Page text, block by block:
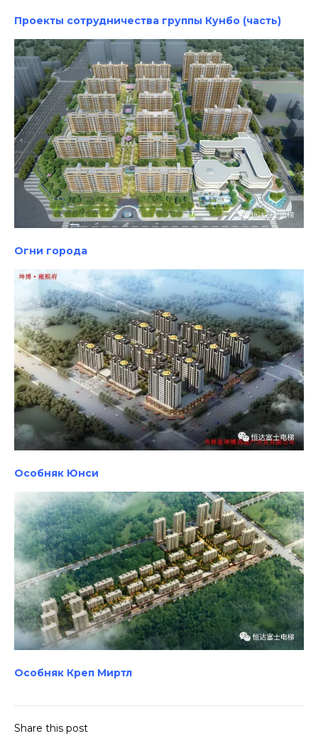
Проекты сотрудничества группы Кунбо (часть)
Огни города
Особняк Юнси
Особняк Креп Миртл
Share this post